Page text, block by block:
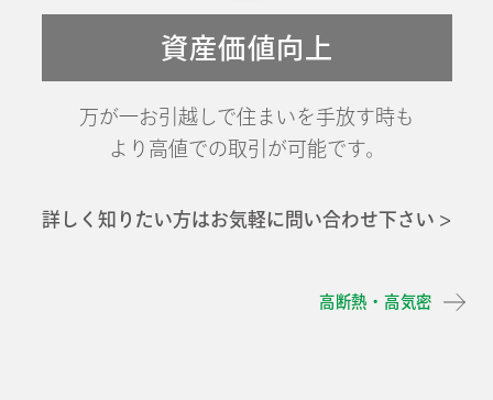
資産価値向上
万が一お引越しで住まいを手放す時も
より高値での取引が可能です。
詳しく知りたい方はお気軽に問い合わせ下さい >
高断熱・高気密